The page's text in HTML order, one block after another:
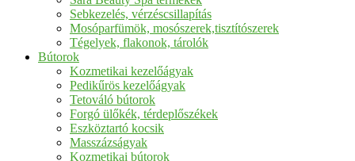
Sebkezelés, vérzéscsillapítás
Mosóparfümök, mosószerek,tisztítószerek
Tégelyek, flakonok, tárolók
Bútorok
Kozmetikai kezelőágyak
Pedikűrös kezelőágyak
Tetováló bútorok
Forgó ülőkék, térdeplőszékek
Eszköztartó kocsik
Masszázságyak
Kozmetikai bútorok